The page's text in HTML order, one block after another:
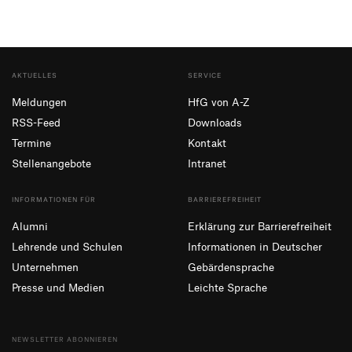
AKTUELLES
Meldungen
RSS-Feed
Termine
Stellenangebote
SERVICE
HfG von A-Z
Downloads
Kontakt
Intranet
INFORMATIONEN FÜR
Alumni
Lehrende und Schulen
Unternehmen
Presse und Medien
BARRIEREFREIHEIT
Erklärung zur Barrierefreiheit
Informationen in Deutscher
Gebärdensprache
Leichte Sprache
NEWSLETTER ABONNIEREN